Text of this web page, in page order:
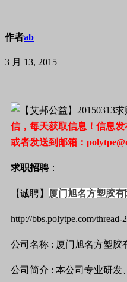
作者ab
3 月 13, 2015
信，每天获取信息！信息发
或者发送到邮箱：
求职招聘：
【诚聘】 厦门旭名方塑胶
http://bbs.polytpe.com/thread-
公司名称 : 厦门旭名方塑胶
公司简介 : 本公司专业研发